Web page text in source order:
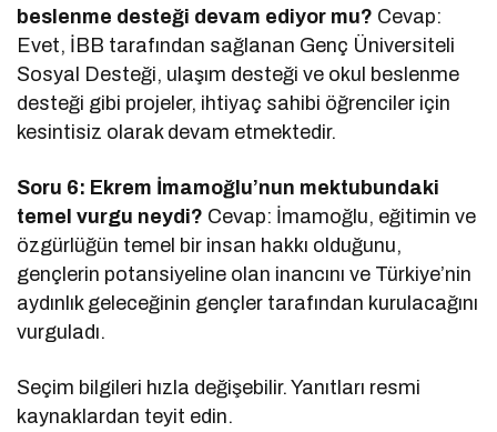
beslenme desteği devam ediyor mu? Cevap:
Evet, İBB tarafından sağlanan Genç Üniversiteli
Sosyal Desteği, ulaşım desteği ve okul beslenme
desteği gibi projeler, ihtiyaç sahibi öğrenciler için
kesintisiz olarak devam etmektedir.
Soru 6: Ekrem İmamoğlu’nun mektubundaki
temel vurgu neydi? Cevap: İmamoğlu, eğitimin ve
özgürlüğün temel bir insan hakkı olduğunu,
gençlerin potansiyeline olan inancını ve Türkiye’nin
aydınlık geleceğinin gençler tarafından kurulacağını
vurguladı.
Seçim bilgileri hızla değişebilir. Yanıtları resmi
kaynaklardan teyit edin.